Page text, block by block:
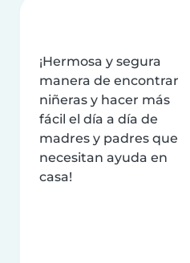
¡Hermosa y segura
manera de encontrar
niñeras y hacer más
fácil el día a día de
madres y padres que
necesitan ayuda en
casa!